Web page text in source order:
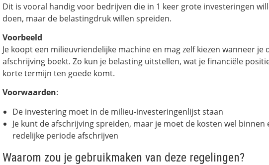
Dit is vooral handig voor bedrijven die in 1 keer grote investeringen
doen, maar de belastingdruk willen spreiden.
Voorbeeld
Je koopt een milieuvriendelijke machine en mag zelf kiezen wanneer je
afschrijving boekt. Zo kun je belasting uitstellen, wat je financiële
korte termijn ten goede komt.
Voorwaarden:
De investering moet in de milieu-investeringenlijst staan
Je kunt de afschrijving spreiden, maar je moet de kosten wel binnen
redelijke periode afschrijven
Waarom zou je gebruikmaken van deze regelingen?